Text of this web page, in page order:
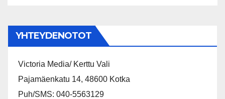
YHTEYDENOTOT
Victoria Media/ Kerttu Vali
Pajamäenkatu 14, 48600 Kotka
Puh/SMS: 040-5563129